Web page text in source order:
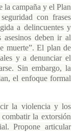
la campaña y el Plan
con frases
a delincuentes y
asesinos deben ir al
muerte”. El plan de
y a denunciar el
Sin embargo, la
el enfoque formal
la violencia y los
la extorsión
Propone articular